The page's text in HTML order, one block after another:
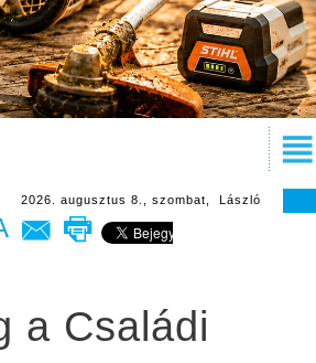
2026. augusztus 8., szombat, László
a Családi